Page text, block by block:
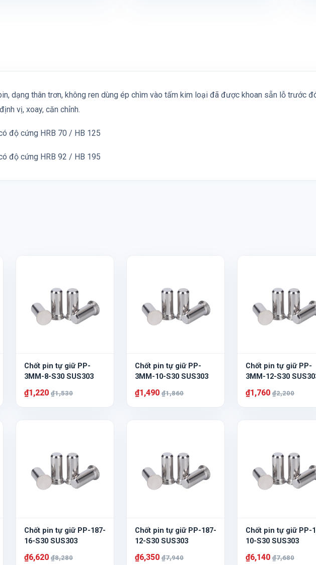
dạng thân trơn, không ren dùng ép chìm vào tấm kim loại đã được khoan sẵn lỗ trước
vị, xoay, căn chỉnh.
độ cứng HRB 70 / HB 125
độ cứng HRB 92 / HB 195
Chốt pin tự giữ PP-
3MM-8-S30 SUS303
₫1,220 ₫1,530
Chốt pin tự giữ PP-
3MM-10-S30 SUS303
₫1,490 ₫1,860
Chốt pin tự giữ PP-
3MM-12-S30
₫1,760 ₫2,200
Chốt pin tự giữ PP-187-
16-S30 SUS303
₫6,620 ₫8,280
Chốt pin tự giữ PP-187-
12-S30 SUS303
₫6,350 ₫7,940
Chốt pin tự giữ PP-
10-S30 SUS303
₫6,140 ₫7,680